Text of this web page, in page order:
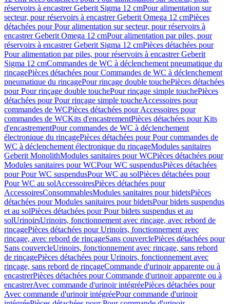
réservoirs à encastrer Geberit Sigma 12 cmPour alimentation sur
secteur, pour réservoirs à encastrer Geberit Omega 12 cmPièces
détachées pour Pour alimentation sur secteur, pour réservoirs à
encastrer Geberit Omega 12 cmPour alimentation par piles, pour
réservoirs à encastrer Geberit Sigma 12 cmPièces détachées pour
Pour alimentation par piles, pour réservoirs à encastrer Geberit
Sigma 12 cmCommandes de WC à déclenchement pneumatique du
rinçagePièces détachées pour Commandes de WC à déclenchement
pneumatique du rinçagePour rinçage double touchePièces détachées
pour Pour rinçage double touchePour rinçage simple touchePièces
détachées pour Pour rinçage simple toucheAccessoires pour
commandes de WCPièces détachées pour Accessoires pour
commandes de WCKits d'encastrementPièces détachées pour Kits
d'encastrementPour commandes de WC à déclenchement
électronique du rinçagePièces détachées pour Pour commandes de
WC à déclenchement électronique du rinçageModules sanitaires
Geberit MonolithModules sanitaires pour WCPièces détachées pour
Modules sanitaires pour WCPour WC suspendusPièces détachées
pour Pour WC suspendusPour WC au solPièces détachées pour
Pour WC au solAccessoiresPièces détachées pour
AccessoiresConsommablesModules sanitaires pour bidetsPièces
détachées pour Modules sanitaires pour bidetsPour bidets suspendus
et au solPièces détachées pour Pour bidets suspendus et au
solUrinoirsUrinoirs, fonctionnement avec rinçage, avec rebord de
rinçagePièces détachées pour Urinoirs, fonctionnement avec
rinçage, avec rebord de rinçageSans couverclePièces détachées pour
Sans couvercleUrinoirs, fonctionnement avec rinçage, sans rebord
de rinçagePièces détachées pour Urinoirs, fonctionnement avec
rinçage, sans rebord de rinçageCommande d'urinoir apparente ou à
encastrerPièces détachées pour Commande d'urinoir apparente ou à
encastrerAvec commande d'urinoir intégréePièces détachées pour
Avec commande d'urinoir intégréePour commande d'urinoir